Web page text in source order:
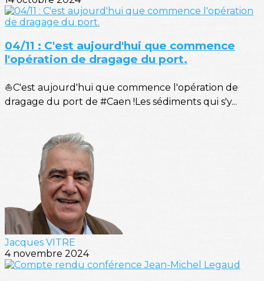
04/11 : C'est aujourd'hui que commence
l'opération de dragage du port.
⛵C'est aujourd'hui que commence l'opération de
dragage du port de #Caen !Les sédiments qui s'y...
Jacques VITRE
4 novembre 2024